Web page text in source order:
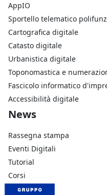
AppIO
Sportello telematico
Cartografica digitale
Catasto digitale
Urbanistica digitale
Toponomastica e
Fascicolo informatico
Accessibilità digitale
Footer Azienda
News
Rassegna stampa
Eventi Digitali
Tutorial
Corsi